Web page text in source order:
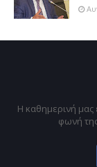
Η καθημερινή
φωνή